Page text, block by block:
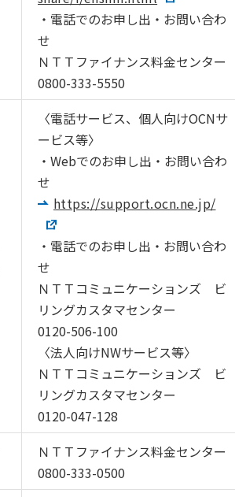
・電話でのお申し出・お問い合わ
せ
ＮＴＴファイナンス料金センター
0800-333-5550
〈電話サービス、個人向けOCNサ
ービス等〉
・Webでのお申し出・お問い合わ
せ
https://support.ocn.ne.jp/
・電話でのお申し出・お問い合わ
せ
ＮＴＴコミュニケーションズ ビ
リングカスタマセンター
0120-506-100
〈法人向けNWサービス等〉
ＮＴＴコミュニケーションズ ビ
リングカスタマセンター
0120-047-128
ＮＴＴファイナンス料金センター
0800-333-0500